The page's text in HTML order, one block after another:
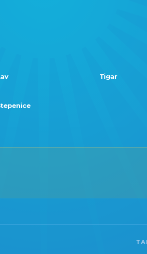
Tigar